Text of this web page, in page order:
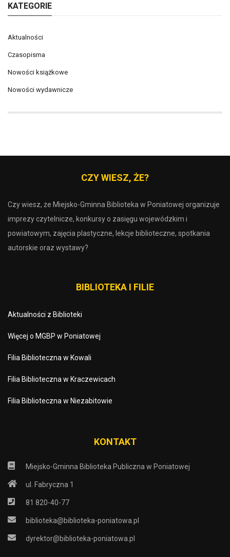
KATEGORIE
Aktualności
Czasopisma
Nowości książkowe
Nowości wydawnicze
CZY WIESZ, ŻE?
Czy wiesz, że Miejsko-Gminna Biblioteka w Poniatowej organizuje
imprezy czytelnicze, konkursy o zasięgu wojewódzkim i
powiatowym, zajęcia plastyczne, lekcje biblioteczne, spotkania
autorskie oraz wystawy?
BIBLIOTEKA I FILIE
Aktualności z Biblioteki
Więcej o MGBP w Poniatowej
Filia Biblioteczna w Kowali
Filia Biblioteczna w Kraczewicach
Filia Biblioteczna w Niezabitowie
KONTAKT
Miejsko-Gminna Biblioteka Publiczna w Poniatowej
ul. Fabryczna 1
81 820-40-77
biblioteka@biblioteka-poniatowa.pl
dyrektor@biblioteka-poniatowa.pl